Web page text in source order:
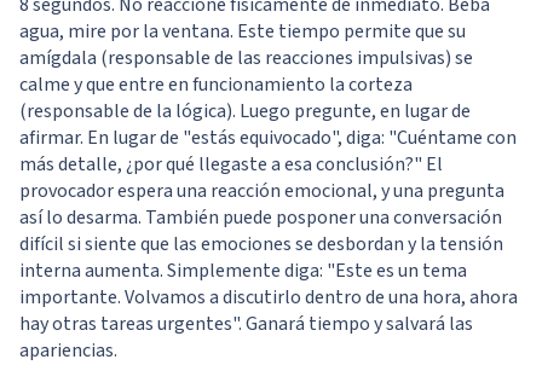
agua, mire por la ventana. Este tiempo permite que su
amígdala (responsable de las reacciones impulsivas) se
calme y que entre en funcionamiento la corteza
(responsable de la lógica). Luego pregunte, en lugar de
afirmar. En lugar de "estás equivocado", diga: "Cuéntame con
más detalle, ¿por qué llegaste a esa conclusión?" El
provocador espera una reacción emocional, y una pregunta
así lo desarma. También puede posponer una conversación
difícil si siente que las emociones se desbordan y la tensión
interna aumenta. Simplemente diga: "Este es un tema
importante. Volvamos a discutirlo dentro de una hora, ahora
hay otras tareas urgentes". Ganará tiempo y salvará las
apariencias.